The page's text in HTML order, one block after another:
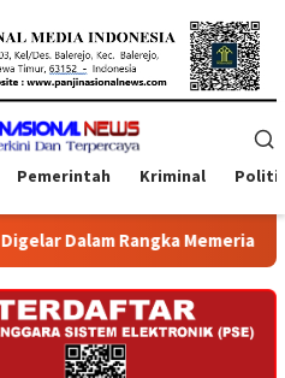
Pemerintah Kriminal
Hari UKM 2026 di Atrium